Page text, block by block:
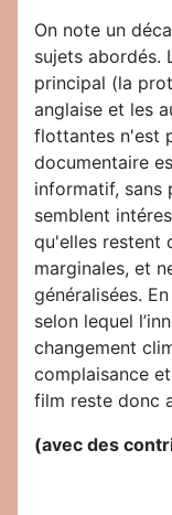
On note un
sujets abordés.
principal (la
anglaise et les
flottantes n'est
documentaire
informatif, sans
semblent
qu'elles restent
marginales, et
généralisées.
selon lequel
changement
complaisance
film reste donc
(avec des